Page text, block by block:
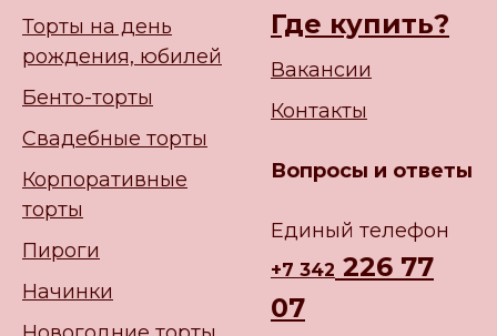
Торты на день
рождения, юбилей
Бенто-торты
Свадебные торты
Корпоративные
торты
Пироги
Начинки
Где купить?
Вакансии
Контакты
Вопросы и ответы
Единый телефон
+7 342 226 77
07